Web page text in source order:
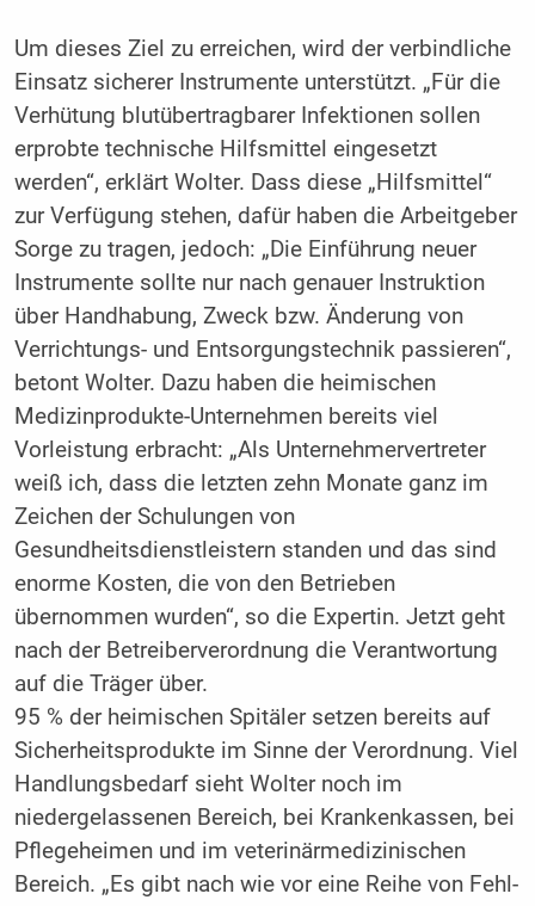
Um dieses Ziel zu erreichen, wird der verbindliche
Einsatz sicherer Instrumente unterstützt. „Für die
Verhütung blutübertragbarer Infektionen sollen
erprobte technische Hilfsmittel eingesetzt
werden“, erklärt Wolter. Dass diese „Hilfsmittel“
zur Verfügung stehen, dafür haben die Arbeitgeber
Sorge zu tragen, jedoch: „Die Einführung neuer
Instrumente sollte nur nach genauer Instruktion
über Handhabung, Zweck bzw. Änderung von
Verrichtungs- und Entsorgungstechnik passieren“,
betont Wolter. Dazu haben die heimischen
Medizinprodukte-Unternehmen bereits viel
Vorleistung erbracht: „Als Unternehmervertreter
weiß ich, dass die letzten zehn Monate ganz im
Zeichen der Schulungen von
Gesundheitsdienstleistern standen und das sind
enorme Kosten, die von den Betrieben
übernommen wurden“, so die Expertin. Jetzt geht
nach der Betreiberverordnung die Verantwortung
auf die Träger über.
95 % der heimischen Spitäler setzen bereits auf
Sicherheitsprodukte im Sinne der Verordnung. Viel
Handlungsbedarf sieht Wolter noch im
niedergelassenen Bereich, bei Krankenkassen, bei
Pflegeheimen und im veterinärmedizinischen
Bereich. „Es gibt nach wie vor eine Reihe von Fehl-